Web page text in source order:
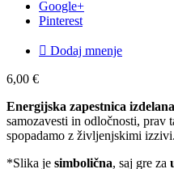
Google+
Pinterest
 Dodaj mnenje
6,00 €
Energijska zapestnica
samozavesti in odločnosti, prav
spopadamo z življenjskimi izzivi.
*Slika je simbolična, saj gre za